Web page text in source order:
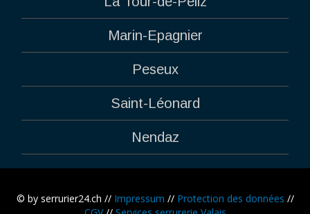
Marin-Epagnier
Peseux
Saint-Léonard
Nendaz
© by serrurier24.ch // Impressum // Protection des données //